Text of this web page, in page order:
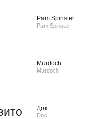
Pam Spinster
Pam Spinster
Murdoch
Murdoch
Док
Doc